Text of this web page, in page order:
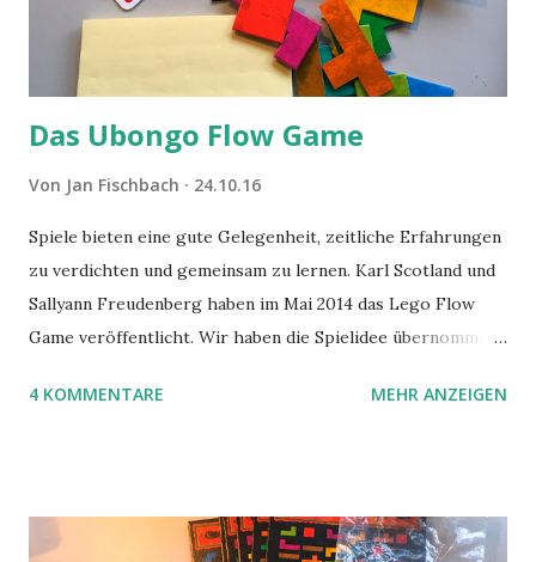
Das Ubongo Flow Game
Von Jan Fischbach 24.10.16
Spiele bieten eine gute Gelegenheit, zeitliche Erfahrungen
zu verdichten und gemeinsam zu lernen. Karl Scotland und
Sallyann Freudenberg haben im Mai 2014 das Lego Flow
Game veröffentlicht. Wir haben die Spielidee übernommen,
benutzen wir Material aus Grzegorz Rejchtmans Ubongo-
4 KOMMENTARE MEHR ANZEIGEN